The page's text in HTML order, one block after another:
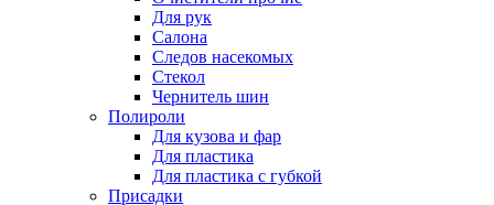
Для рук
Салона
Следов насекомых
Стекол
Чернитель шин
Полироли
Для кузова и фар
Для пластика
Для пластика с губкой
Присадки